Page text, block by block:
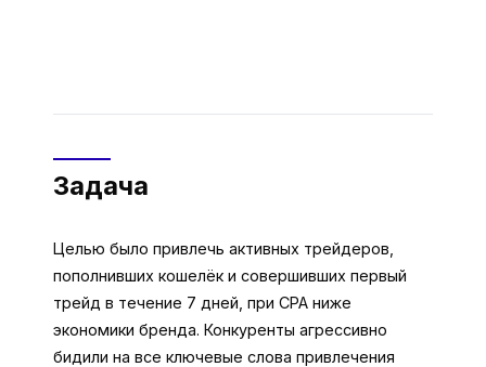
Задача
Целью было привлечь активных трейдеров,
пополнивших кошелёк и совершивших первый
трейд в течение 7 дней, при CPA ниже
экономики бренда. Конкуренты агрессивно
бидили на все ключевые слова привлечения